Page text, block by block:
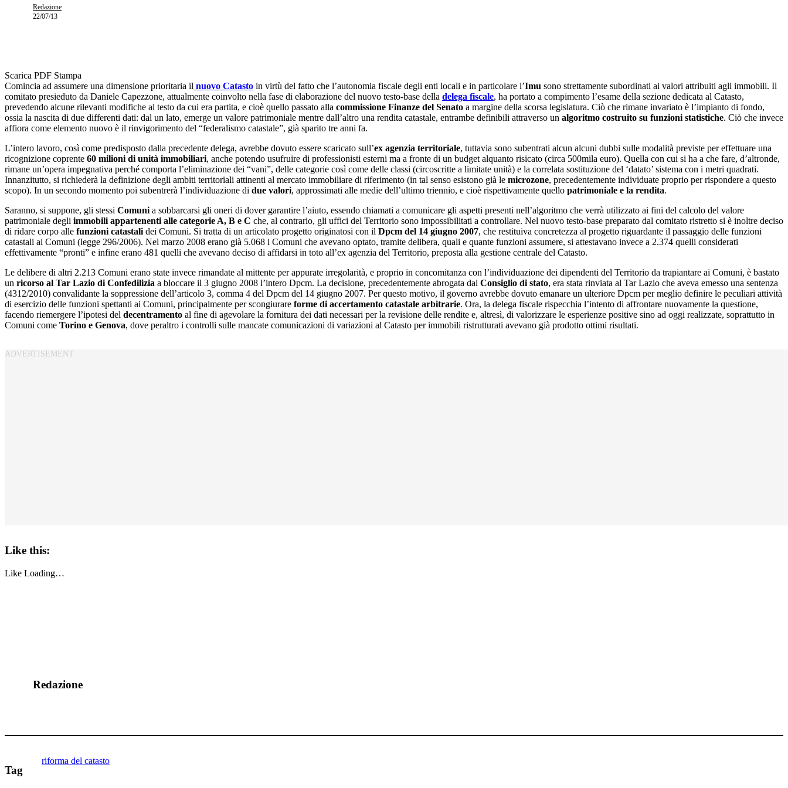
Concorso Polizia e Forze Armate
Concorso Scuola
Concorso Ufficio del Processo
Redazione
22/07/13
Scarica PDF Stampa
Comincia ad assumere una dimensione prioritaria il nuovo Catasto in virtù del fatto che l’autonomia fiscale degli enti locali e in particolare l’Imu sono strettamente subordinati ai valori attribuiti agli immobili. Il
comitato presieduto da Daniele Capezzone, attualmente coinvolto nella fase di elaborazione del nuovo testo-base della delega fiscale, ha portato a compimento l’esame della sezione dedicata al Catasto,
prevedendo alcune rilevanti modifiche al testo da cui era partita, e cioè quello passato alla commissione Finanze del Senato a margine della scorsa legislatura. Ciò che rimane invariato è l’impianto di fondo,
ossia la nascita di due differenti dati: dal un lato, emerge un valore patrimoniale mentre dall’altro una rendita catastale, entrambe definibili attraverso un algoritmo costruito su funzioni statistiche. Ciò che invece
affiora come elemento nuovo è il rinvigorimento del “federalismo catastale”, già sparito tre anni fa.
L’intero lavoro, così come predisposto dalla precedente delega, avrebbe dovuto essere scaricato sull’ex agenzia territoriale, tuttavia sono subentrati alcun alcuni dubbi sulle modalità previste per effettuare una
ricognizione coprente 60 milioni di unità immobiliari, anche potendo usufruire di professionisti esterni ma a fronte di un budget alquanto risicato (circa 500mila euro). Quella con cui si ha a che fare, d’altronde,
rimane un’opera impegnativa perché comporta l’eliminazione dei “vani”, delle categorie così come delle classi (circoscritte a limitate unità) e la correlata sostituzione del ‘datato’ sistema con i metri quadrati.
Innanzitutto, si richiederà la definizione degli ambiti territoriali attinenti al mercato immobiliare di riferimento (in tal senso esistono già le microzone, precedentemente individuate proprio per rispondere a questo
scopo). In un secondo momento poi subentrerà l’individuazione di due valori, approssimati alle medie dell’ultimo triennio, e cioè rispettivamente quello patrimoniale e la rendita.
Saranno, si suppone, gli stessi Comuni a sobbarcarsi gli oneri di dover garantire l’aiuto, essendo chiamati a comunicare gli aspetti presenti nell’algoritmo che verrà utilizzato ai fini del calcolo del valore
patrimoniale degli immobili appartenenti alle categorie A, B e C che, al contrario, gli uffici del Territorio sono impossibilitati a controllare. Nel nuovo testo-base preparato dal comitato ristretto si è inoltre deciso
di ridare corpo alle funzioni catastali dei Comuni. Si tratta di un articolato progetto originatosi con il Dpcm del 14 giugno 2007, che restituiva concretezza al progetto riguardante il passaggio delle funzioni
catastali ai Comuni (legge 296/2006). Nel marzo 2008 erano già 5.068 i Comuni che avevano optato, tramite delibera, quali e quante funzioni assumere, si attestavano invece a 2.374 quelli considerati
effettivamente “pronti” e infine erano 481 quelli che avevano deciso di affidarsi in toto all’ex agenzia del Territorio, preposta alla gestione centrale del Catasto.
Le delibere di altri 2.213 Comuni erano state invece rimandate al mittente per appurate irregolarità, e proprio in concomitanza con l’individuazione dei dipendenti del Territorio da trapiantare ai Comuni, è bastato
un ricorso al Tar Lazio di Confedilizia a bloccare il 3 giugno 2008 l’intero Dpcm. La decisione, precedentemente abrogata dal Consiglio di stato, era stata rinviata al Tar Lazio che aveva emesso una sentenza
(4312/2010) convalidante la soppressione dell’articolo 3, comma 4 del Dpcm del 14 giugno 2007. Per questo motivo, il governo avrebbe dovuto emanare un ulteriore Dpcm per meglio definire le peculiari attività
di esercizio delle funzioni spettanti ai Comuni, principalmente per scongiurare forme di accertamento catastale arbitrarie. Ora, la delega fiscale rispecchia l’intento di affrontare nuovamente la questione,
facendo riemergere l’ipotesi del decentramento al fine di agevolare la fornitura dei dati necessari per la revisione delle rendite e, altresì, di valorizzare le esperienze positive sino ad oggi realizzate, soprattutto in
Comuni come Torino e Genova, dove peraltro i controlli sulle mancate comunicazioni di variazioni al Catasto per immobili ristrutturati avevano già prodotto ottimi risultati.
Like this:
Like Loading…
Redazione
Tag
riforma del catasto